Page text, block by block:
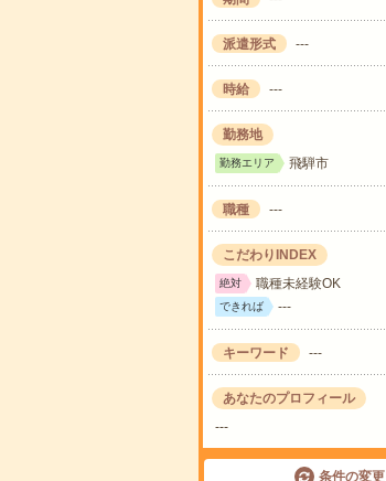
派遣形式 ---
時給 ---
勤務地
勤務エリア 飛騨市
職種 ---
こだわりINDEX
絶対 職種未経験OK
できれば ---
キーワード ---
あなたのプロフィール
---
条件の変更